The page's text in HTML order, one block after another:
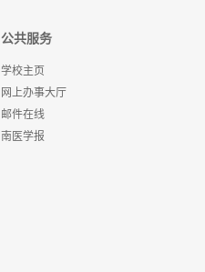
公共服务
学校主页
网上办事大厅
邮件在线
南医学报